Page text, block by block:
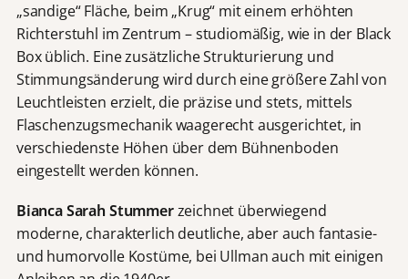
„sandige“ Fläche, beim „Krug“ mit einem erhöhten
Richterstuhl im Zentrum – studiomäßig, wie in der Black
Box üblich. Eine zusätzliche Strukturierung und
Stimmungsänderung wird durch eine größere Zahl von
Leuchtleisten erzielt, die präzise und stets, mittels
Flaschenzugsmechanik waagerecht ausgerichtet, in
verschiedenste Höhen über dem Bühnenboden
eingestellt werden können.
Bianca Sarah Stummerzeichnet überwiegend
moderne, charakterlich deutliche, aber auch fantasie-
und humorvolle Kostüme, bei Ullman auch mit einigen